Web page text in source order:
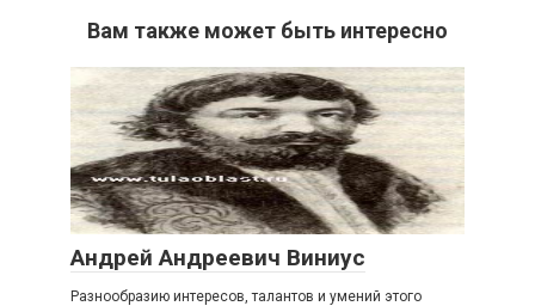
Вам также может быть интересно
Андрей Андреевич Виниус
Разнообразию интересов, талантов и умений этого